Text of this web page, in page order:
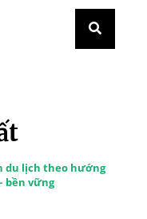
du lịch theo hướng
bền vững